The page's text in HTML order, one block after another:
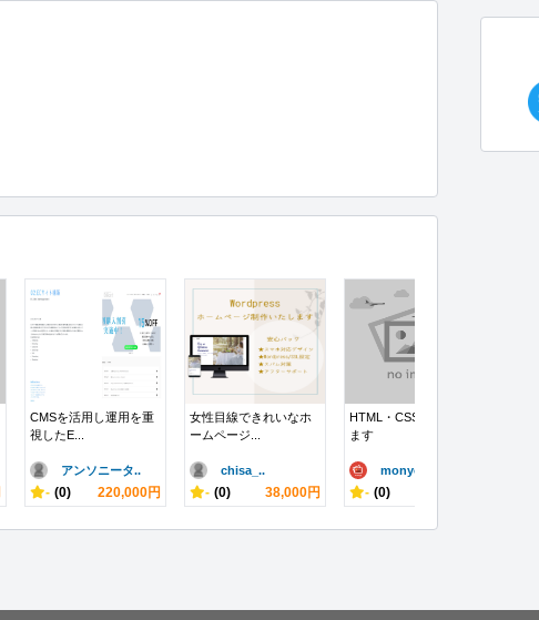
CMSを活用し運用を重
視したE...
アンソニータ..
- (0) 220,000円
女性目線できれいなホ
ームページ...
chisa_..
- (0) 38,000円
HTML・CSSコードかき
ます
monyon..
- (0)